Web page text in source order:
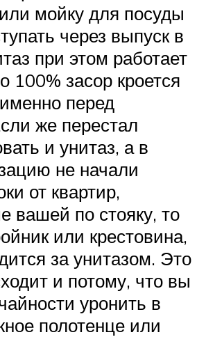
мойку для посуды
через выпуск в
при этом работает
100% засор кроется
перед
же перестал
и унитаз, а в
не начали
от квартир,
вашей по стояку, то
или крестовина,
за унитазом. Это
и потому, что вы
уронить в
полотенце или